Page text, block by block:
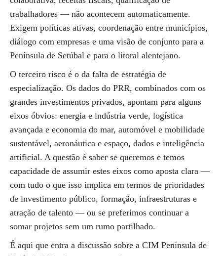
trabalhadores — não acontecem automaticamente.
Exigem políticas ativas, coordenação entre municípios,
diálogo com empresas e uma visão de conjunto para a
Península de Setúbal e para o litoral alentejano.
O terceiro risco é o da falta de estratégia de
especialização. Os dados do PRR, combinados com os
grandes investimentos privados, apontam para alguns
eixos óbvios: energia e indústria verde, logística
avançada e economia do mar, automóvel e mobilidade
sustentável, aeronáutica e espaço, dados e inteligência
artificial. A questão é saber se queremos e temos
capacidade de assumir estes eixos como aposta clara —
com tudo o que isso implica em termos de prioridades
de investimento público, formação, infraestruturas e
atração de talento — ou se preferimos continuar a
somar projetos sem um rumo partilhado.
É aqui que entra a discussão sobre a CIM Península de